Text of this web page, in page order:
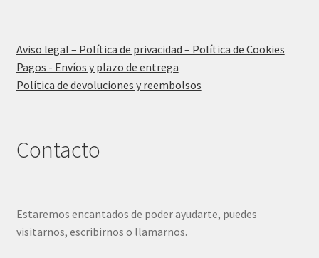
Aviso legal – Política de privacidad – Política de Cookies
Pagos - Envíos y plazo de entrega
Política de devoluciones y reembolsos
Contacto
Estaremos encantados de poder ayudarte, puedes
visitarnos, escribirnos o llamarnos.